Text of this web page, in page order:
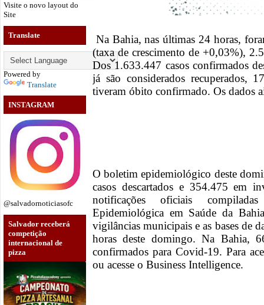
Visite o novo layout do
Site
Translate
Powered by
Translate
INSTAGRAM
@salvadornoticiasofc
Salvador receberá
competição
internacional de
pizza
Na Bahia, nas últimas 24 horas,
(taxa de crescimento de +0,03%),
Dos 1.633.447 casos confirmados
já são considerados recuperados,
tiveram óbito confirmado. Os dados
O boletim epidemiológico deste
casos descartados e 354.475 em
notificações oficiais
Epidemiológica em Saúde da
vigilâncias municipais e as bases de
horas deste domingo. Na Bahia,
confirmados para Covid-19. Para
ou acesse o Business Intelligence.